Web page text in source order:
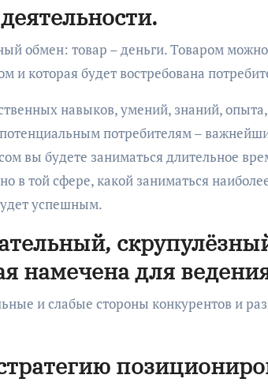
обмен: товар – деньги. Товаром
и которая будет востребована
навыков, умений, знаний,
потребителям –
вы будете заниматься длительное
в той сфере, какой заниматься
успешным.
намечена для
и слабые стороны конкурентов и